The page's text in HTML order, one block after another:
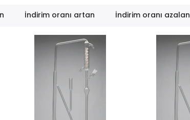
İndirim oranı artan İndirim oranı azalan